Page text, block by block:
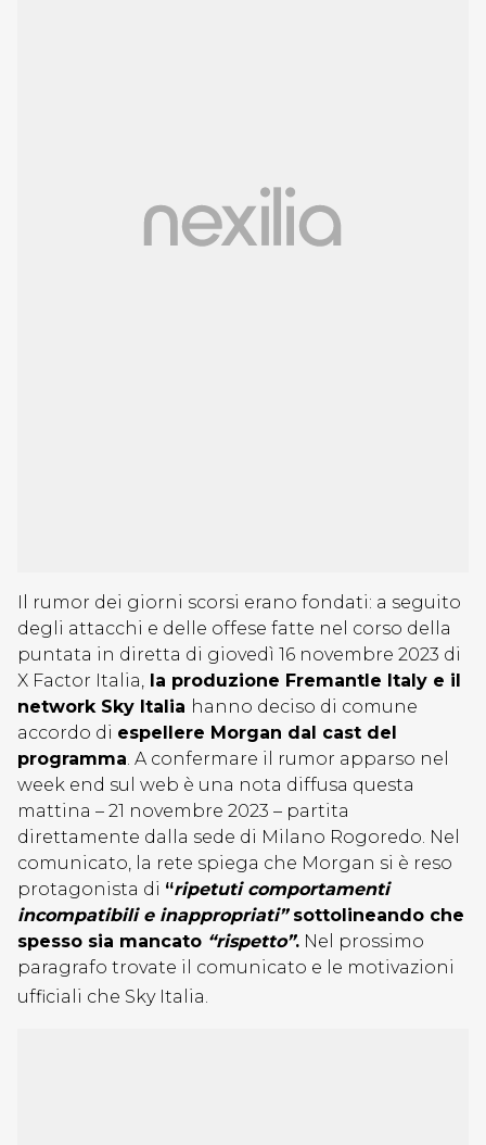
Il rumor dei giorni scorsi erano fondati: a seguito
degli attacchi e delle offese fatte nel corso della
puntata in diretta di giovedì 16 novembre 2023 di
X Factor Italia, la produzione Fremantle Italy e il
network Sky Italia hanno deciso di comune
accordo di espellere Morgan dal cast del
programma. A confermare il rumor apparso nel
week end sul web è una nota diffusa questa
mattina – 21 novembre 2023 – partita
direttamente dalla sede di Milano Rogoredo. Nel
comunicato, la rete spiega che Morgan si è reso
protagonista di “ripetuti comportamenti
incompatibili e inappropriati”sottolineando che
spesso sia mancato “rispetto”. Nel prossimo
paragrafo trovate il comunicato e le motivazioni
ufficiali che Sky Italia.